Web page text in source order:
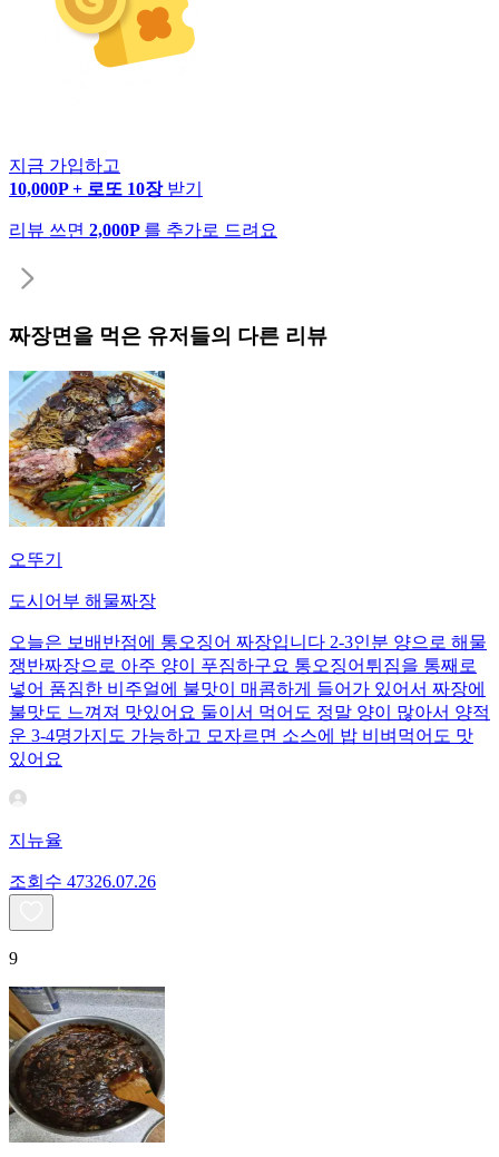
지금 가입하고
10,000P + 로또 10장 받기
리뷰 쓰면 2,000P 를 추가로 드려요
짜장면 을 먹은 유저들의 다른 리뷰
오뚜기
도시어부 해물짜장
오늘은 보배반점에 통오징어 짜장입니다 2-3인분 양으로 해물
쟁반짜장으로 아주 양이 푸짐하구요 통오징어튀짐을 통째로
넣어 품짐한 비주얼에 불맛이 매콤하게 들어가 있어서 짜장에
불맛도 느껴져 맛있어요 둘이서 먹어도 정말 양이 많아서 양적
운 3-4명가지도 가능하고 모자르면 소스에 밥 비벼먹어도 맛
있어요
지뉴율
조회수 47326.07.26
9